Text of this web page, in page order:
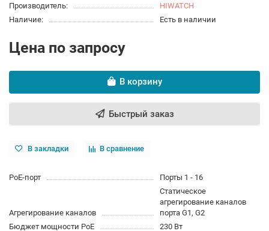
Производитель:
HIWATCH
Наличие:
Есть в наличии
Цена по запросу
В корзину
Быстрый заказ
В закладки В сравнение
PoE-порт Порты 1 - 16
Агрегирование каналов
Статическое
агрегирование каналов
порта G1, G2
Бюджет мощности PoE
230 Вт